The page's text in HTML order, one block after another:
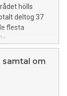
hölls
deltog 37
flesta
fortästte
i det
samtal om